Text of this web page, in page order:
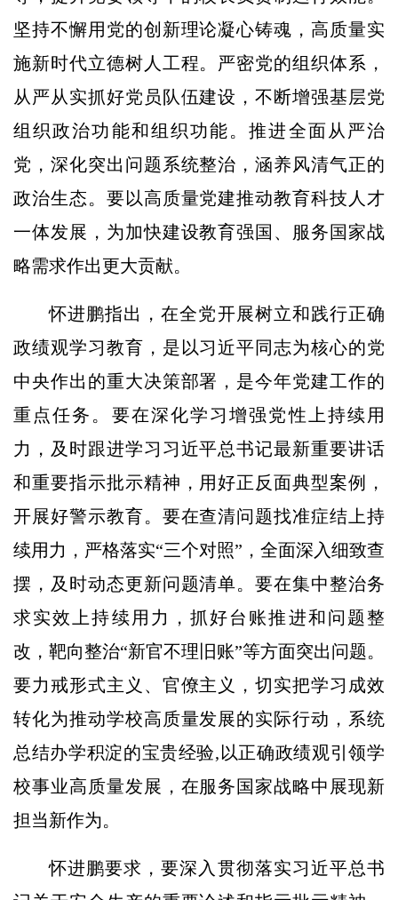
坚持不懈用党的创新理论凝心铸魂，高质量实
施新时代立德树人工程。严密党的组织体系，
从严从实抓好党员队伍建设，不断增强基层党
组织政治功能和组织功能。推进全面从严治
党，深化突出问题系统整治，涵养风清气正的
政治生态。要以高质量党建推动教育科技人才
一体发展，为加快建设教育强国、服务国家战
略需求作出更大贡献。
怀进鹏指出，在全党开展树立和践行正确
政绩观学习教育，是以习近平同志为核心的党
中央作出的重大决策部署，是今年党建工作的
重点任务。要在深化学习增强党性上持续用
力，及时跟进学习习近平总书记最新重要讲话
和重要指示批示精神，用好正反面典型案例，
开展好警示教育。要在查清问题找准症结上持
续用力，严格落实“三个对照”，全面深入细致查
摆，及时动态更新问题清单。要在集中整治务
求实效上持续用力，抓好台账推进和问题整
改，靶向整治“新官不理旧账”等方面突出问题。
要力戒形式主义、官僚主义，切实把学习成效
转化为推动学校高质量发展的实际行动，系统
总结办学积淀的宝贵经验,以正确政绩观引领学
校事业高质量发展，在服务国家战略中展现新
担当新作为。
怀进鹏要求，要深入贯彻落实习近平总书